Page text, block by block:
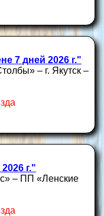
7 дней 2026 г."
– г. Якутск –
г."
– ПП «Ленские